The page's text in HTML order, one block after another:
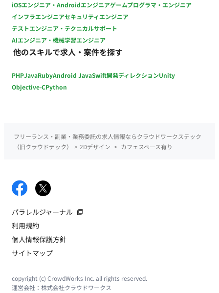
iOSエンジニア・Androidエンジニアゲームプログラマ・エンジニア
インフラエンジニアセキュリティエンジニア
テストエンジニア・テクニカルサポート
AIエンジニア・機械学習エンジニア
他のスキルで求人・案件を探す
PHPJavaRubyAndroid JavaSwift開発ディレクションUnity
Objective-CPython
フリーランス・副業・業務委託の求人情報ならクラウドワークステック
（旧クラウドテック）
> 2Dデザイン > カフェスペース有り
パラレルジャーナル
利用規約
個人情報保護方針
サイトマップ
copyright (c) CrowdWorks Inc. all rights reserved.
運営会社： 株式会社クラウドワークス